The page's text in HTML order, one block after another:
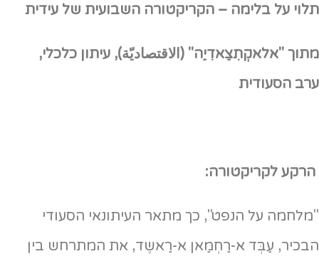
תלוי על בלימה – הקריקטורה השבועית של עידית
מתוך "אלאקְתִצַאדִיַה" ( الاقتصاديّة), עיתון כלכלי,
ערב הסעודית
הרקע לקריקטורה:
"מלחמה על הנפט", כך מתאר העיתונאי הסעודי
הבכיר, עַבְּד א-רַחְמַאן א-רַאשֶד, את המתרחש בין